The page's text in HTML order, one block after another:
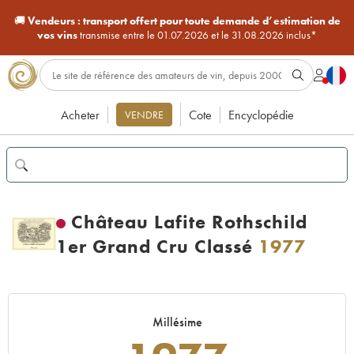
🚚Vendeurs : transport offert pour toute demande d’estimation de
vos vinstransmise entre le 01.07.2026 et le 31.08.2026 inclus*
Acheter VENDRE Cote Encyclopédie
Château Lafite Rothschild
1er Grand Cru Classé 1977
Millésime